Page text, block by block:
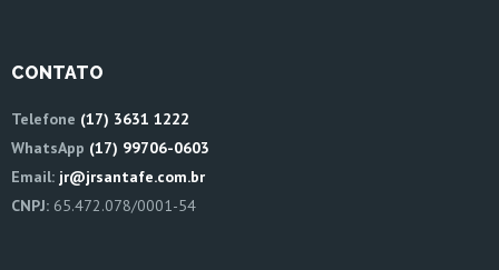
CONTATO
Telefone (17) 3631 1222
WhatsApp (17) 99706-0603
Email: jr@jrsantafe.com.br
CNPJ: 65.472.078/0001-54